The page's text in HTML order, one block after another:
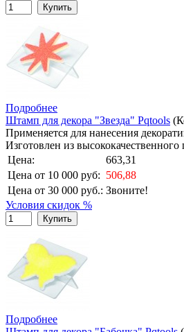
Купить
Подробнее
Штамп для декора "Звезда" Pqtools
Применяется для нанесения
Изготовлен из
Цена:
663,31
Цена от 10 000 руб: 506,88
Цена от 30 000 руб.: Звоните!
Условия скидок %
Купить
Подробнее